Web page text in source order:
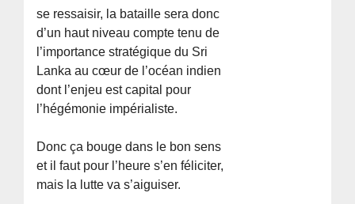
se ressaisir, la bataille sera donc
d’un haut niveau compte tenu de
l’importance stratégique du Sri
Lanka au cœur de l’océan indien
dont l’enjeu est capital pour
l’hégémonie impérialiste.
Donc ça bouge dans le bon sens
et il faut pour l’heure s’en féliciter,
mais la lutte va s’aiguiser.